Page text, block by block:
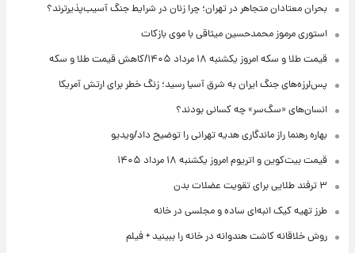
بحران معتادان متجاهر در تهران؛ چرا زنان در شرایط جنگ آسیب‌پذیرترند؟
استوری مرموز محمدحسین میثاقی با موی بازکات
قیمت طلا و سکه امروز یکشنبه ۱۸ مرداد ۱۴۰۵/کاهش قیمت طلا و سکه
پس‌لرزه‌های جنگ ایران به شرق آسیا رسید؛ زنگ خطر برای ارتش آمریکا
انسان‌های «سگ‌سر» چه کسانی بودند؟
بهاره رهنما راز ماندگاری هدیه تهرانی را توضیح داد/ویدیو
قیمت بیت‌کوین و اتریوم امروز یکشنبه ۱۸ مرداد ۱۴۰۵
۳ ترفند طلایی برای تقویت عضلات بدن
طرز تهیه کیک انبه‌ای ساده و مجلسی در خانه
روش خلاقانه کاشت هندوانه در خانه را ببینید + فیلم